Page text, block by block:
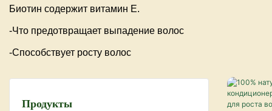
Биотин содержит витамин Е.
-Что предотвращает выпадение волос
-Способствует росту волос
Продукты